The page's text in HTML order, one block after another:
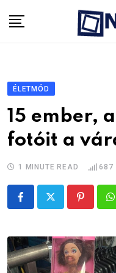
ÉLETMÓD
15 ember,
fotóit a
1 MINUTE READ 687
Pinterest